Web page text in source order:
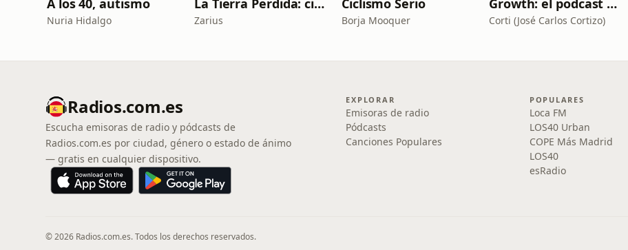
A los 40, autismo
Nuria Hidalgo
La Tierra Perdida: ciencia ficción épica en audio
Zarius
Ciclismo Serio
Borja Mooquer
Growth: el podcast de Product Hackers 🚀
Corti (José Carlos Cortizo)
Radios.com.es
Escucha emisoras de radio y pódcasts de
Radios.com.es por ciudad, género o estado de ánimo
— gratis en cualquier dispositivo.
EXPLORAR
Emisoras de radio
Pódcasts
Canciones Populares
POPULARES
Loca FM
LOS40 Urban
COPE Más Madrid
LOS40
esRadio
© 2026 Radios.com.es. Todos los derechos reservados.